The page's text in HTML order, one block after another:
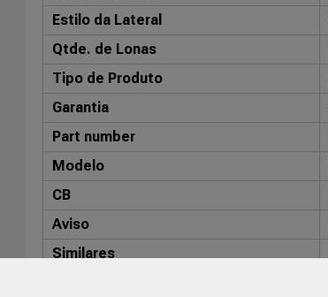
Estilo da Lateral
Qtde. de Lonas
Tipo de Produto
Garantia
Part number
Modelo
CB
Aviso
Similares